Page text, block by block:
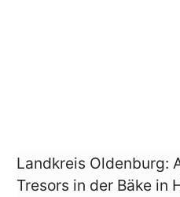
Landkreis Oldenburg:
Tresors in der Bäke in